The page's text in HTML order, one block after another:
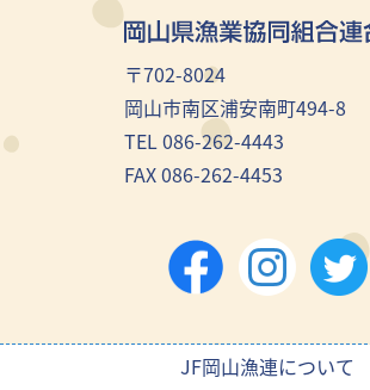
〒702-8024
岡山市南区浦安南町494-8
TEL 086-262-4443
FAX 086-262-4453
JF岡山漁連について